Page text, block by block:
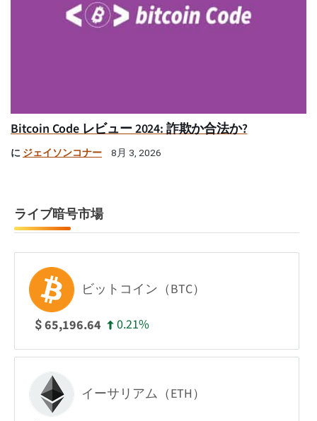
Bitcoin Code レビュー 2024: 詐欺か合法か?
に ジェイソンコナー 8月 3, 2026
ライブ暗号市場
ビットコイン（BTC）
$65,196.64 0.21%
イーサリアム（ETH）